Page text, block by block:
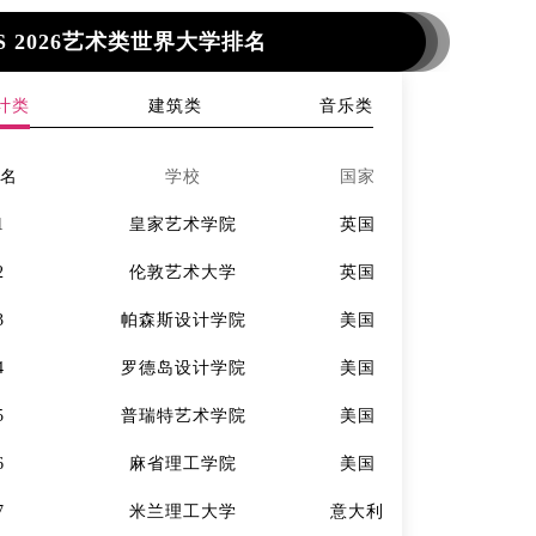
2026艺术类世界大学排名
类 建筑类 音乐类
学校 国家
皇家艺术学院 英国
伦敦艺术大学 英国
帕森斯设计学院 美国
罗德岛设计学院 美国
普瑞特艺术学院 美国
麻省理工学院 美国
米兰理工大学 意大利